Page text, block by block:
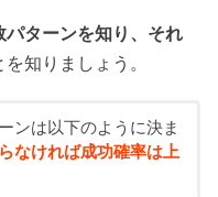
パターンを知り、それ
を知りましょう。
ンは以下のように決ま
なければ成功確率は上